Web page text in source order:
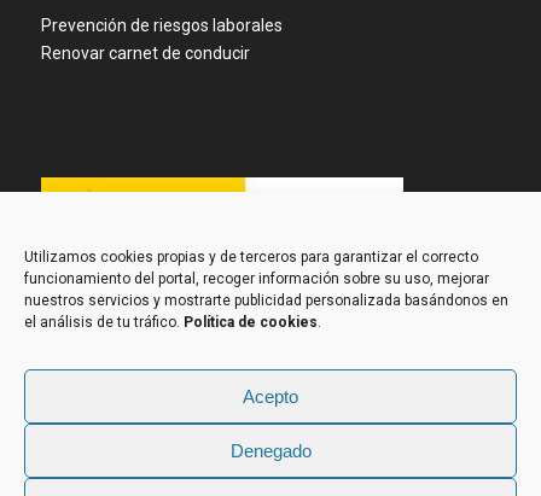
Utilizamos cookies propias y de terceros para garantizar el correcto
funcionamiento del portal, recoger información sobre su uso, mejorar
nuestros servicios y mostrarte publicidad personalizada basándonos en
el análisis de tu tráfico. Política de cookies.
Acepto
Denegado
Prevención de riesgos laborales
Renovar carnet de conducir